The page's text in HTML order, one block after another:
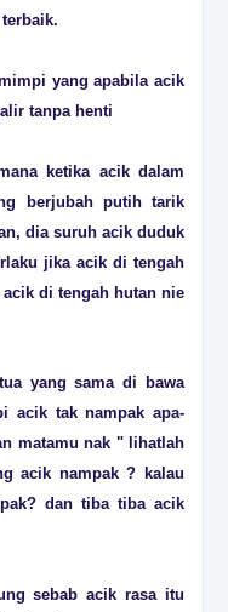
yang apabila acik
tanpa henti
ketika acik dalam
berjubah putih tarik
dia suruh acik duduk
jika acik di tengah
di tengah hutan nie
yang sama di bawa
acik tak nampak apa-
matamu nak " lihatlah
acik nampak ? kalau
dan tiba tiba acik
sebab acik rasa itu